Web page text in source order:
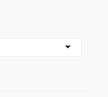
